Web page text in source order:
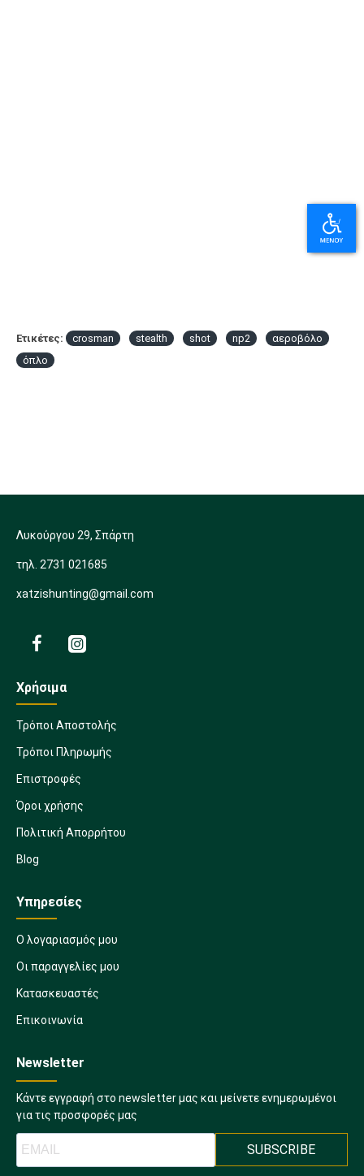
Ετικέτες: crosman stealth shot np2
αεροβόλο
όπλο
Λυκούργου 29, Σπάρτη
τηλ. 2731 021685
xatzishunting@gmail.com
Χρήσιμα
Τρόποι Αποστολής
Τρόποι Πληρωμής
Επιστροφές
Όροι χρήσης
Πολιτική Απορρήτου
Blog
Υπηρεσίες
Ο λογαριασμός μου
Οι παραγγελίες μου
Κατασκευαστές
Επικοινωνία
Newsletter
Κάντε εγγραφή στο newsletter μας και μείνετε ενημερωμένοι
για τις προσφορές μας
SUBSCRIBE